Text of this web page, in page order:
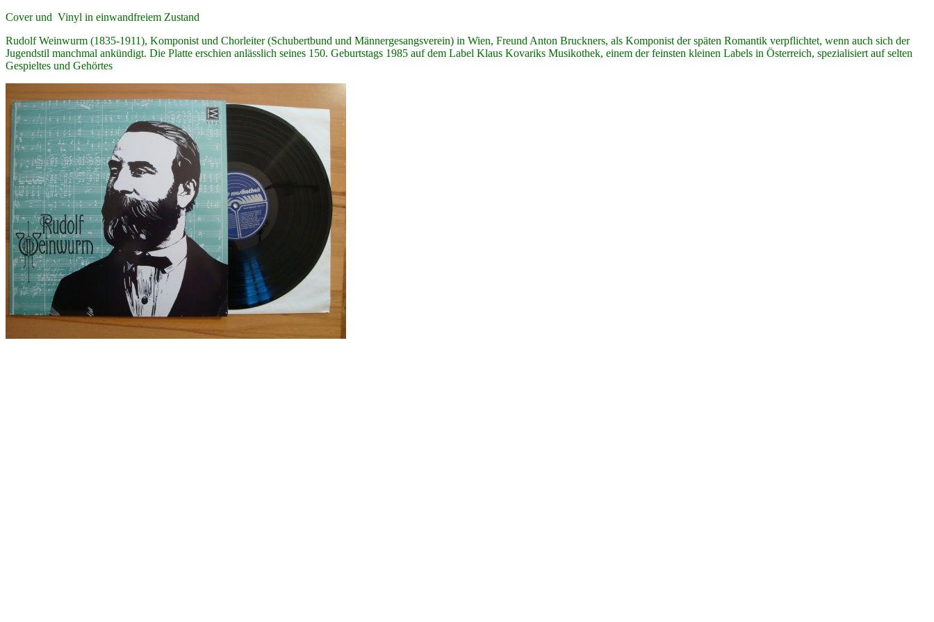
Cover und Vinyl in einwandfreiem Zustand
Rudolf Weinwurm (1835-1911), Komponist und Chorleiter (Schubertbund und Männergesangsverein) in Wien, Freund Anton Bruckners, als Komponist der späten Romantik verpflichtet, wenn auch sich der
Jugendstil manchmal ankündigt. Die Platte erschien anlässlich seines 150. Geburtstags 1985 auf dem Label Klaus Kovariks Musikothek, einem der feinsten kleinen Labels in Österreich, spezialisiert auf selten
Gespieltes und Gehörtes